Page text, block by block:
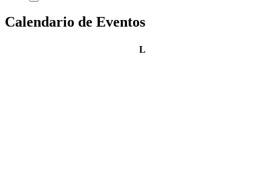
Calendario de Eventos
Llunes